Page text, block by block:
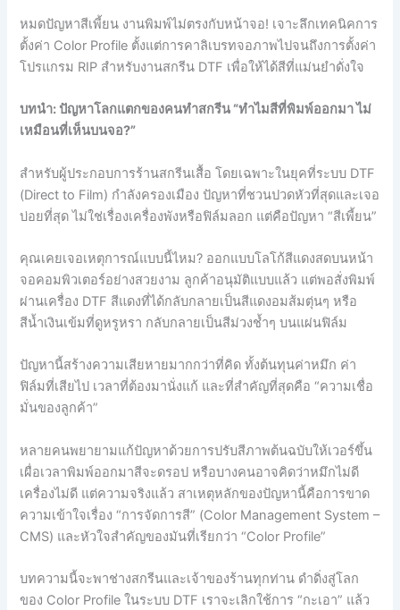
หมดปัญหาสีเพี้ยน งานพิมพ์ไม่ตรงกับหน้าจอ! เจาะลึกเทคนิคการ
ตั้งค่า Color Profile ตั้งแต่การคาลิเบรทจอภาพไปจนถึงการตั้งค่า
โปรแกรม RIP สำหรับงานสกรีน DTF เพื่อให้ได้สีที่แม่นยำดั่งใจ
บทนำ: ปัญหาโลกแตกของคนทำสกรีน “ทำไมสีที่พิมพ์ออกมา ไม่
เหมือนที่เห็นบนจอ?”
สำหรับผู้ประกอบการร้านสกรีนเสื้อ โดยเฉพาะในยุคที่ระบบ DTF
(Direct to Film) กำลังครองเมือง ปัญหาที่ชวนปวดหัวที่สุดและเจอ
บ่อยที่สุด ไม่ใช่เรื่องเครื่องพังหรือฟิล์มลอก แต่คือปัญหา “สีเพี้ยน”
คุณเคยเจอเหตุการณ์แบบนี้ไหม? ออกแบบโลโก้สีแดงสดบนหน้า
จอคอมพิวเตอร์อย่างสวยงาม ลูกค้าอนุมัติแบบแล้ว แต่พอสั่งพิมพ์
ผ่านเครื่อง DTF สีแดงที่ได้กลับกลายเป็นสีแดงอมส้มตุ่นๆ หรือ
สีน้ำเงินเข้มที่ดูหรูหรา กลับกลายเป็นสีม่วงช้ำๆ บนแผ่นฟิล์ม
ปัญหานี้สร้างความเสียหายมากกว่าที่คิด ทั้งต้นทุนค่าหมึก ค่า
ฟิล์มที่เสียไป เวลาที่ต้องมานั่งแก้ และที่สำคัญที่สุดคือ “ความเชื่อ
มั่นของลูกค้า”
หลายคนพยายามแก้ปัญหาด้วยการปรับสีภาพต้นฉบับให้เวอร์ขึ้น
เผื่อเวลาพิมพ์ออกมาสีจะดรอป หรือบางคนอาจคิดว่าหมึกไม่ดี
เครื่องไม่ดี แต่ความจริงแล้ว สาเหตุหลักของปัญหานี้คือการขาด
ความเข้าใจเรื่อง “การจัดการสี” (Color Management System –
CMS) และหัวใจสำคัญของมันที่เรียกว่า “Color Profile”
บทความนี้จะพาช่างสกรีนและเจ้าของร้านทุกท่าน ดำดิ่งสู่โลก
ของ Color Profile ในระบบ DTF เราจะเลิกใช้การ “กะเอา” แล้ว